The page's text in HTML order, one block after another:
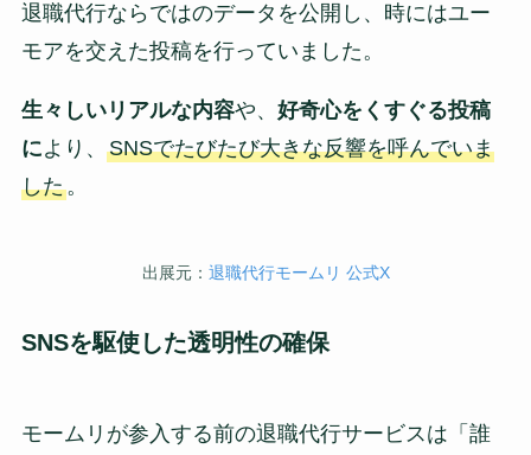
退職代行ならではのデータを公開し、時にはユー
モアを交えた投稿を行っていました。
生々しいリアルな内容や、 好奇心をくすぐる投稿
により、 SNSでたびたび大きな反響を呼んでいま
した。
出展元： 退職代行モームリ 公式X
SNSを駆使した透明性の確保
モームリが参入する前の退職代行サービスは「誰